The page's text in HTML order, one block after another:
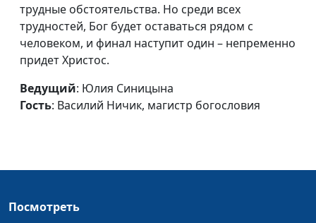
Победить Голиафа
Юлия Синицына,
Павел Бондарев,
священнослужитель
Испытания и искушения
священнослужитель
священнослужитель
трудные обстоятельства. Но среди всех
трудностей, Бог будет оставаться рядом с
человеком, и финал наступит один – непременно
придет Христос.
Ведущий: Юлия Синицына
Гость: Василий Ничик, магистр богословия
Посмотреть